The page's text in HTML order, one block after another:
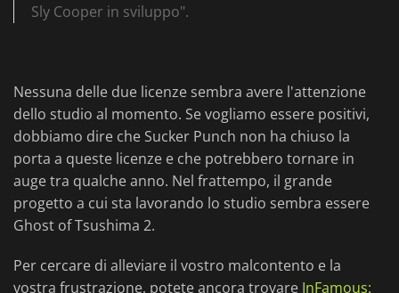
Sly Cooper in sviluppo".
Nessuna delle due licenze sembra avere l'attenzione
dello studio al momento. Se vogliamo essere positivi,
dobbiamo dire che Sucker Punch non ha chiuso la
porta a queste licenze e che potrebbero tornare in
auge tra qualche anno. Nel frattempo, il grande
progetto a cui sta lavorando lo studio sembra essere
Ghost of Tsushima 2.
Per cercare di alleviare il vostro malcontento e la
vostra frustrazione, potete ancora trovare InFamous: